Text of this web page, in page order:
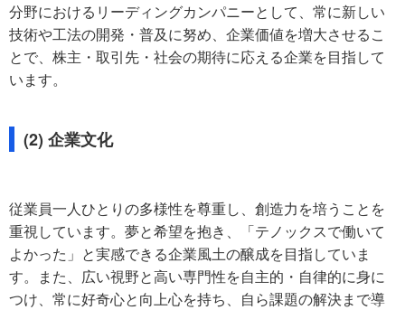
分野におけるリーディングカンパニーとして、常に新しい
技術や工法の開発・普及に努め、企業価値を増大させるこ
とで、株主・取引先・社会の期待に応える企業を目指して
います。
(2) 企業文化
従業員一人ひとりの多様性を尊重し、創造力を培うことを
重視しています。夢と希望を抱き、「テノックスで働いて
よかった」と実感できる企業風土の醸成を目指していま
す。また、広い視野と高い専門性を自主的・自律的に身に
つけ、常に好奇心と向上心を持ち、自ら課題の解決まで導